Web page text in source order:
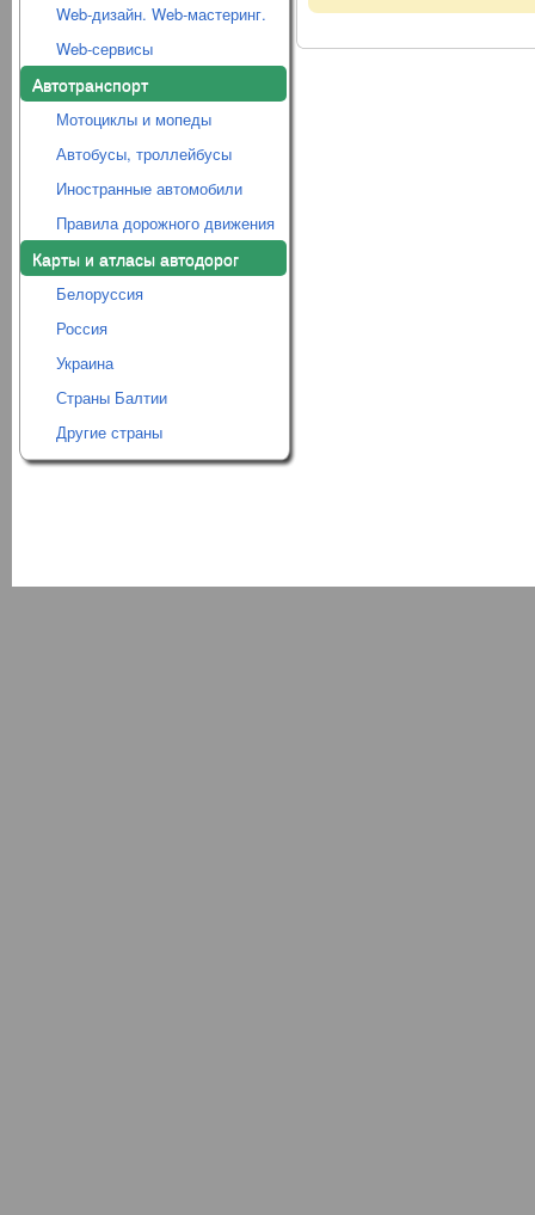
Web-дизайн. Web-мастеринг.
Web-сервисы
Автотранспорт
Мотоциклы и мопеды
Автобусы, троллейбусы
Иностранные автомобили
Правила дорожного движения
Карты и атласы автодорог
Белоруссия
Россия
Украина
Страны Балтии
Другие страны